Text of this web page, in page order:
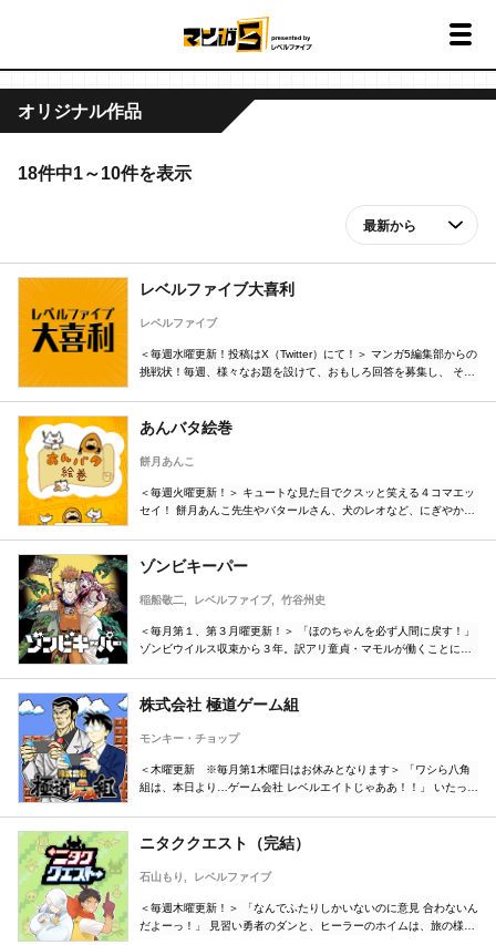
オリジナル作品
18件中1～10件を表示
レベルファイブ大喜利
レベルファイブ
＜毎週水曜更新！投稿はX（Twitter）にて！＞ マンガ5編集部からの
挑戦状！毎週、様々なお題を設けて、おもしろ回答を募集し、 その
くれ！
あんバタ絵巻
餅月あんこ
＜毎週火曜更新！＞ キュートな見た目でクスッと笑える４コマエッ
セイ！ 餅月あんこ先生やバタールさん、犬のレオなど、にぎやかな
ゾンビキーパー
稲船敬二 レベルファイブ 竹谷州史
＜毎月第１、第３月曜更新！＞ 「ほのちゃんを必ず人間に戻す！」
ゾンビウイルス収束から３年。訳アリ童貞・マモルが働くことにな
株式会社 極道ゲーム組
モンキー・チョップ
＜木曜更新 ※毎月第1木曜日はお休みとなります＞ 「ワシら八角
組は、本日より…ゲーム会社 レベルエイトじゃああ！！」 いたって
ニタククエスト（完結）
石山もり レベルファイブ
＜毎週木曜更新！＞ 「なんでふたりしかいないのに意見 合わないん
だよーっ！」 見習い勇者のダンと、ヒーラーのホイムは、旅の様子